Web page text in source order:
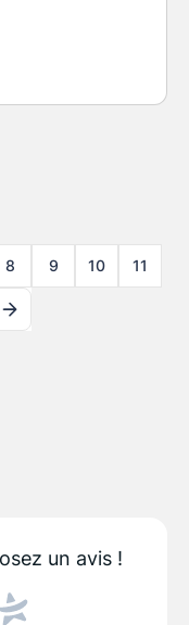
8 9 10 11
un avis !